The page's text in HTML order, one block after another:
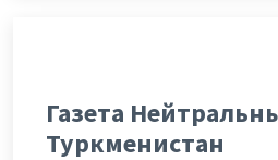
Газета
Туркменистан